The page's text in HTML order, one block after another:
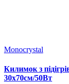
Monocrystal
Килимок з
30х70см/50Вт